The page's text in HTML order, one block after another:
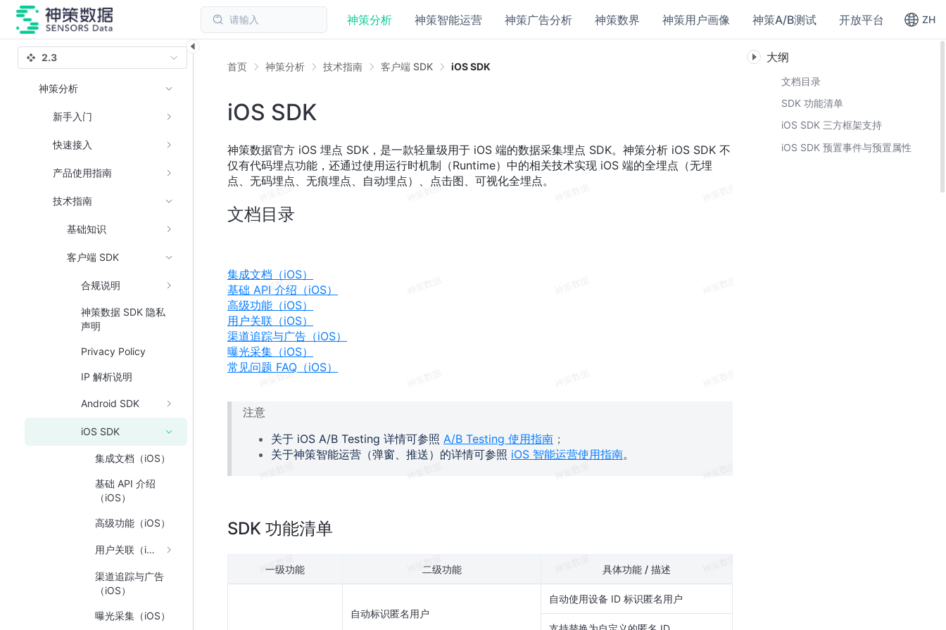
请输入 神策分析 神策智能运营 神策广告分析 神策数界 神策用户画像 神策A/B测试 开放平台 ZH
首页 神策分析 技术指南 客户端 SDK iOS SDK
iOS SDK
神策数据官方 iOS 埋点 SDK，是一款轻量级用于 iOS 端的数据采集埋点 SDK。神策分析 iOS SDK 不
仅有代码埋点功能，还通过使用运行时机制（Runtime）中的相关技术实现 iOS 端的全埋点（无埋
点、无码埋点、无痕埋点、自动埋点）、点击图、可视化全埋点。
文档目录
集成文档（iOS）
基础 API 介绍（iOS）
高级功能（iOS）
用户关联（iOS）
渠道追踪与广告（iOS）
曝光采集（iOS）
常见问题 FAQ（iOS）
注意
关于 iOS A/B Testing 详情可参照 A/B Testing 使用指南 ；
关于神策智能运营（弹窗、推送）的详情可参照 iOS 智能运营使用指南。
SDK 功能清单
一级功能 二级功能 具体功能 / 描述
自动标识匿名用户
自动使用设备 ID 标识匿名用户
2.3
神策分析
新手入门
快速接入
产品使用指南
技术指南
基础知识
客户端 SDK
合规说明
神策数据 SDK 隐私
声明
Privacy Policy
IP 解析说明
Android SDK
iOS SDK
集成文档（iOS）
基础 API 介绍
（iOS）
高级功能（iOS）
用户关联（iOS）
渠道追踪与广告
（iOS）
曝光采集（iOS）
大纲
文档目录
SDK 功能清单
iOS SDK 三方框架支持
iOS SDK 预置事件与预置属性